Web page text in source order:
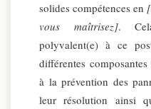
solides compétences en
vous maîtrisez].
polyvalent(e) à ce
différentes
à la prévention des
leur résolution ainsi